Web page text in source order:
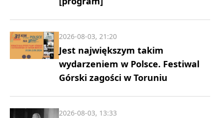
Jest największym takim
wydarzeniem w Polsce. Festiwal
Górski zagości w Toruniu
2026-08-03, 21:20
2026-08-03, 13:33